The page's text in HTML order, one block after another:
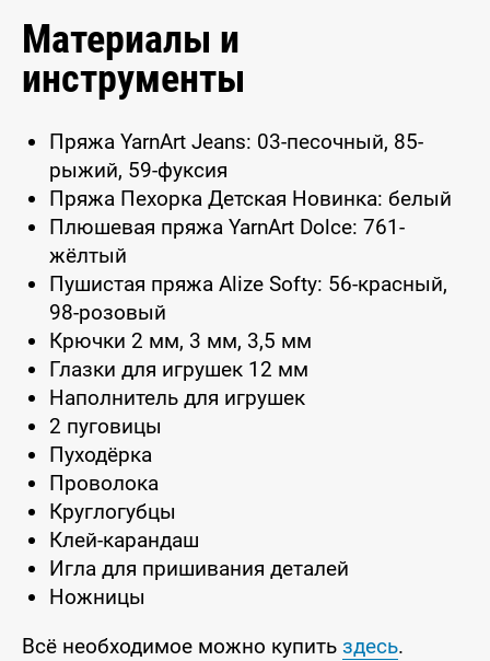
Материалы и
инструменты
Пряжа YarnArt Jeans: 03-песочный, 85-
рыжий, 59-фуксия
Пряжа Пехорка Детская Новинка: белый
Плюшевая пряжа YarnArt Dolce: 761-
жёлтый
Пушистая пряжа Alize Softy: 56-красный,
98-розовый
Крючки 2 мм, 3 мм, 3,5 мм
Глазки для игрушек 12 мм
Наполнитель для игрушек
2 пуговицы
Пуходёрка
Проволока
Круглогубцы
Клей-карандаш
Игла для пришивания деталей
Ножницы
Всё необходимое можно купить здесь.